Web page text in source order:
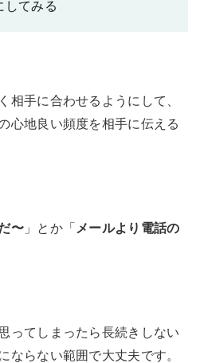
してみる
相手に合わせるようにして、
心地良い頻度を相手に伝える
〜」とか「 メールより電話の
ってしまったら長続きしない
ならない範囲で大丈夫です。